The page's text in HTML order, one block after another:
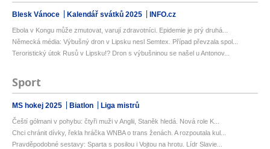
Blesk Vánoce Kalendář svátků 2025 INFO.cz
Ebola v Kongu může zmutovat, varují zdravotníci. Epidemie je prý druhá...
Německá média: Výbušný dron v Lipsku nesl Semtex. Případ převzala spol...
Teroristický útok Rusů v Lipsku!? Dron s výbušninou se našel u Antonov...
Sport
MS hokej 2025 Biatlon Liga mistrů
Čeští gólmani v pohybu: čtyři muži v Anglii, Staněk hledá. Nová role K...
Chci chránit dívky, řekla hráčka WNBA o trans ženách. A rozpoutala kul...
Pravděpodobné sestavy: Sparta s posilou i Vojtou na hrotu. Lídr Slavie...